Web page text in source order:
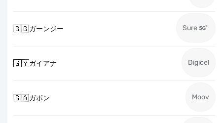
🇬🇬ガーンジー Sure
🇬🇾ガイアナ Digicel
🇬🇦ガボン Moov